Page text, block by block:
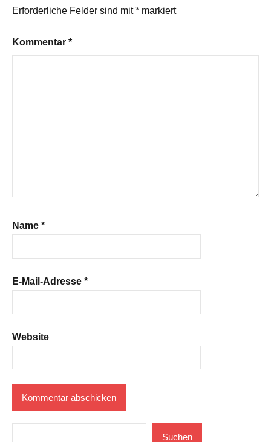
Erforderliche Felder sind mit* markiert
Kommentar *
Name *
E-Mail-Adresse *
Website
Suchen